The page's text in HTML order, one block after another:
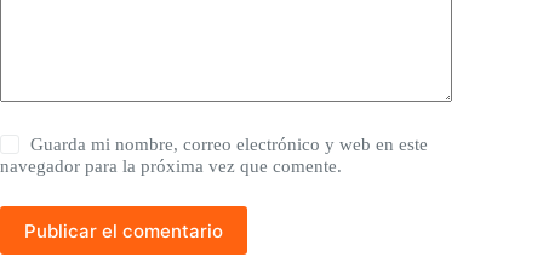
Guarda mi nombre, correo electrónico y web en este
navegador para la próxima vez que comente.
Publicar el comentario